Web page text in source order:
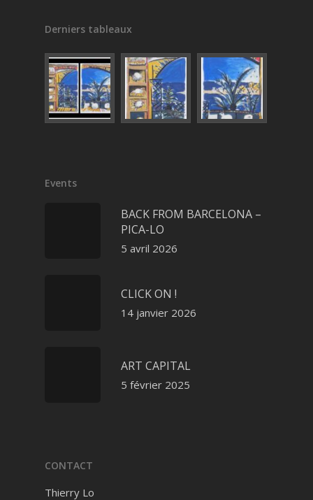
Derniers tableaux
Events
BACK FROM BARCELONA –
PICA-LO
5 avril 2026
CLICK ON !
14 janvier 2026
ART CAPITAL
5 février 2025
CONTACT
Thierry Lo